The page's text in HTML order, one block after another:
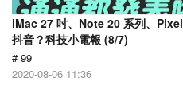
iMac 27 吋、Note 20 系列、
抖音？科技小電報 (8/7)
# 99
2020-08-06 11:36